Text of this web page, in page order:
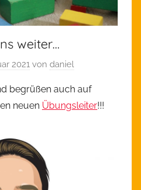
weiter…
2021 von daniel
begrüßen auch auf
neuen Übungsleiter!!!